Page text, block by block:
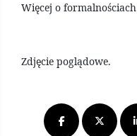
Więcej o formalnościach
Zdjęcie poglądowe.